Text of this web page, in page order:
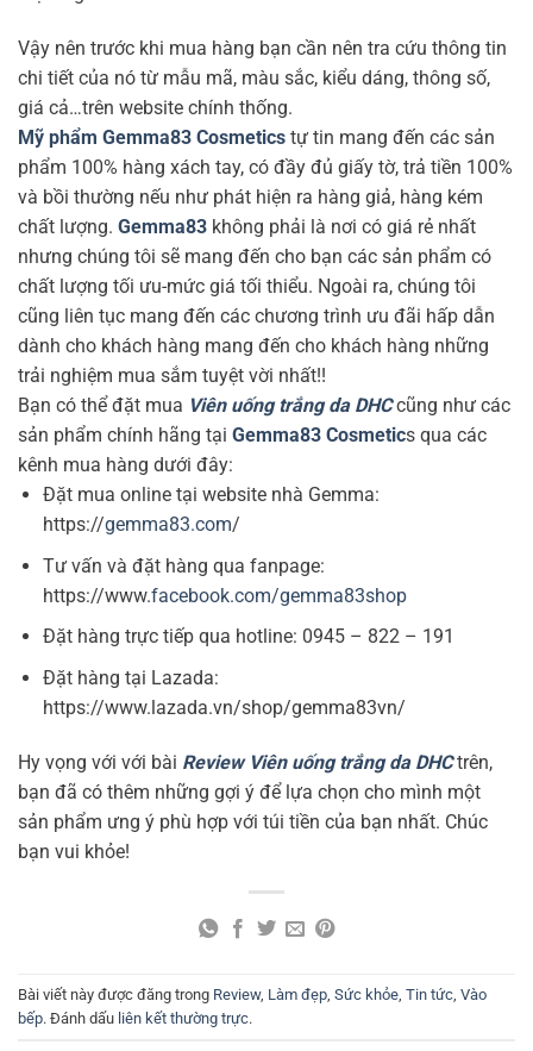
Vậy nên trước khi mua hàng bạn cần nên tra cứu thông tin
chi tiết của nó từ mẫu mã, màu sắc, kiểu dáng, thông số,
giá cả…trên website chính thống.
Mỹ phẩm Gemma83 Cosmetics tự tin mang đến các sản
phẩm 100% hàng xách tay, có đầy đủ giấy tờ, trả tiền 100%
và bồi thường nếu như phát hiện ra hàng giả, hàng kém
chất lượng. Gemma83 không phải là nơi có giá rẻ nhất
nhưng chúng tôi sẽ mang đến cho bạn các sản phẩm có
chất lượng tối ưu-mức giá tối thiểu. Ngoài ra, chúng tôi
cũng liên tục mang đến các chương trình ưu đãi hấp dẫn
dành cho khách hàng mang đến cho khách hàng những
trải nghiệm mua sắm tuyệt vời nhất!!
Bạn có thể đặt mua Viên uống trắng da DHC cũng như các
sản phẩm chính hãng tại Gemma83 Cosmetics qua các
kênh mua hàng dưới đây:
Đặt mua online tại website nhà Gemma:
https://gemma83.com/
Tư vấn và đặt hàng qua fanpage:
https://www.facebook.com/gemma83shop
Đặt hàng trực tiếp qua hotline: 0945 – 822 – 191
Đặt hàng tại Lazada:
https://www.lazada.vn/shop/gemma83vn/
Hy vọng với với bài Review Viên uống trắng da DHC trên,
bạn đã có thêm những gợi ý để lựa chọn cho mình một
sản phẩm ưng ý phù hợp với túi tiền của bạn nhất. Chúc
bạn vui khỏe!
Bài viết này được đăng trong Review, Làm đẹp Sức khỏe Tin tức Vào
bếp. Đánh dấu liên kết thường trực.